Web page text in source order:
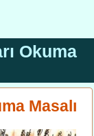
Okuma
Masalı